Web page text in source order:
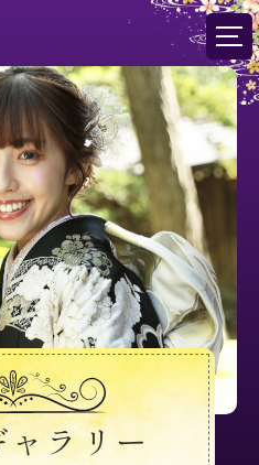
ラリー